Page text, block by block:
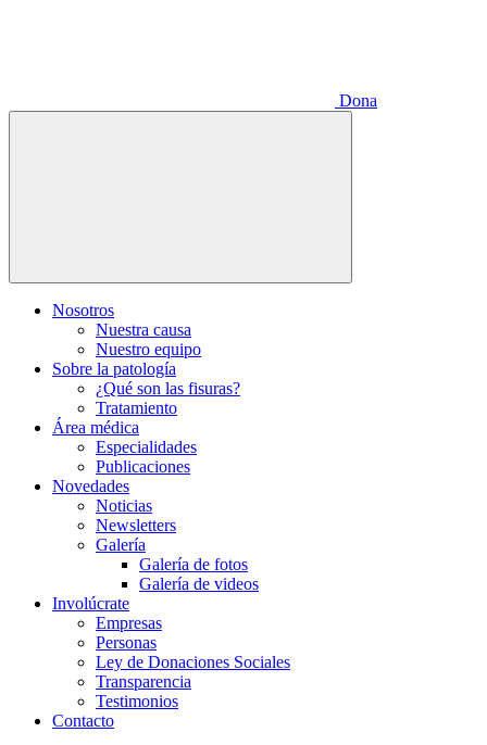
Dona
Nosotros
Nuestra causa
Nuestro equipo
Sobre la patología
¿Qué son las fisuras?
Tratamiento
Área médica
Especialidades
Publicaciones
Novedades
Noticias
Newsletters
Galería
Galería de fotos
Galería de videos
Involúcrate
Empresas
Personas
Ley de Donaciones Sociales
Transparencia
Testimonios
Contacto